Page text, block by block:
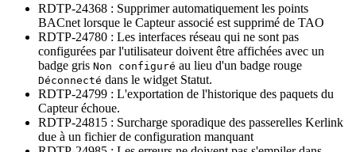
RDTP-24368 : Supprimer automatiquement les points
BACnet lorsque le Capteur associé est supprimé de TAO
RDTP-24780 : Les interfaces réseau qui ne sont pas
configurées par l'utilisateur doivent être affichées avec un
badge gris Non configuré au lieu d'un badge rouge
Déconnecté dans le widget Statut.
RDTP-24799 : L'exportation de l'historique des paquets du
Capteur échoue.
RDTP-24815 : Surcharge sporadique des passerelles Kerlink
due à un fichier de configuration manquant